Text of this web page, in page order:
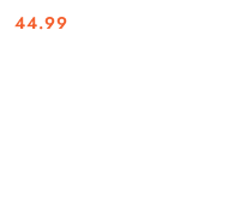
Cena:
44.99